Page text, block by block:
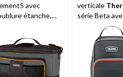
avec
étanche,
verticale
série Beta
poignée, noir